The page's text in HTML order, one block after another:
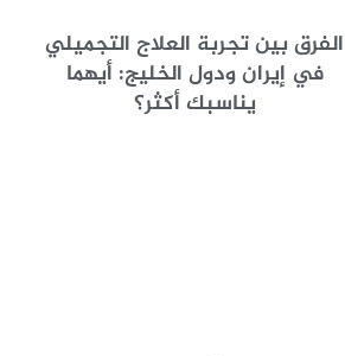
الفرق بين تجربة العلاج التجميلي
في إيران ودول الخليج: أيهما
يناسبك أكثر؟